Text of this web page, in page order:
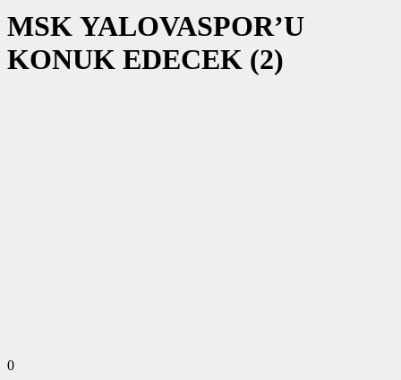
MSK YALOVASPOR’U
KONUK EDECEK (2)
0